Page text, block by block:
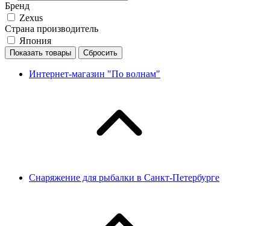
Бренд
Zexus
Страна производитель
Япония
Показать товары Сбросить
Интернет-магазин "По волнам"
Снаряжение для рыбалки в Санкт-Петербурге